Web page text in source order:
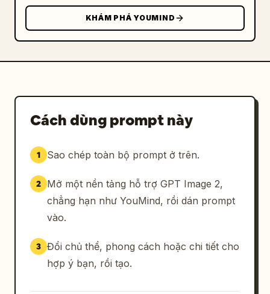
KHÁM PHÁ YOUMIND
Cách dùng prompt này
1 Sao chép toàn bộ prompt ở trên.
2
Mở một nền tảng hỗ trợ GPT Image 2,
chẳng hạn như YouMind, rồi dán prompt
vào.
3 Đổi chủ thể, phong cách hoặc chi tiết cho
hợp ý bạn, rồi tạo.